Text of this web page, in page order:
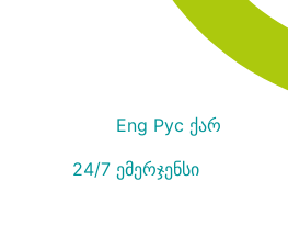
Eng Рус ქარ
24/7 ემერჯენსი